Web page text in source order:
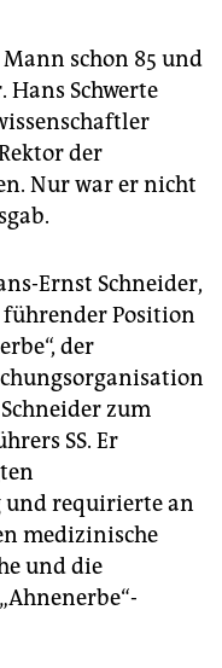
schon 85 und
Schwerte
der
Nur war er nicht
Ernst Schneider,
Position
der
zum
SS. Er
und requirierte an
medizinische
und die